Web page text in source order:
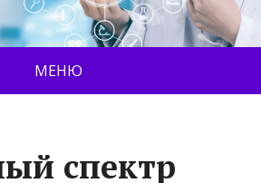
МЕНЮ
спектр